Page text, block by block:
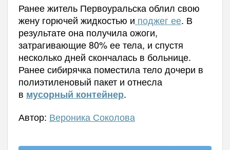
Ранее житель Первоуральска облил свою
жену горючей жидкостью и поджег ее. В
результате она получила ожоги,
затрагивающие 80% ее тела, и спустя
несколько дней скончалась в больнице.
Ранее сибирячка поместила тело дочери в
полиэтиленовый пакет и отнесла
в мусорный контейнер.
Автор: Вероника Соколова